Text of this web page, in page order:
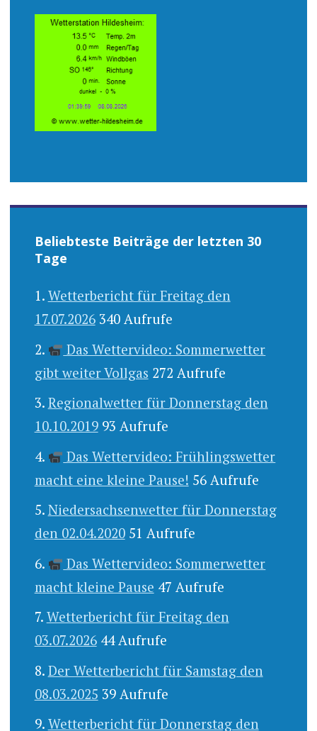
Beliebteste Beiträge der letzten 30
Tage
Wetterbericht für Freitag den
17.07.2026 340 Aufrufe
Das Wettervideo: Sommerwetter
gibt weiter Vollgas 272 Aufrufe
Regionalwetter für Donnerstag den
10.10.2019 93 Aufrufe
Das Wettervideo: Frühlingswetter
macht eine kleine Pause! 56 Aufrufe
Niedersachsenwetter für Donnerstag
den 02.04.2020 51 Aufrufe
Das Wettervideo: Sommerwetter
macht kleine Pause 47 Aufrufe
Wetterbericht für Freitag den
03.07.2026 44 Aufrufe
Der Wetterbericht für Samstag den
08.03.2025 39 Aufrufe
Wetterbericht für Donnerstag den